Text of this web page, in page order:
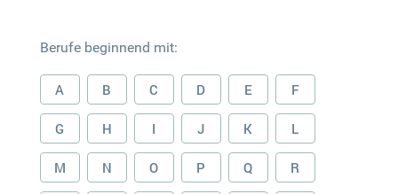
Berufe beginnend mit:
A B C D E F
G H I J K L
M N O P Q R